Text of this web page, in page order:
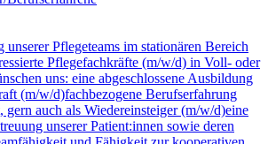
unserer Pflegeteams im stationären Bereich
Pflegefachkräfte (m/w/d) in Voll- oder
uns: eine abgeschlossene Ausbildung
(m/w/d)fachbezogene Berufserfahrung
gern auch als Wiedereinsteiger (m/w/d)eine
unserer Patient:innen sowie deren